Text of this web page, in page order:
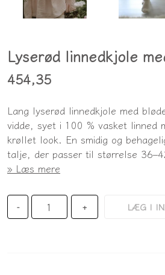
Lyserød linnedkjole
454,35
Lang lyserød linnedkjole med
vidde, syet i 100 % vasket linned
krøllet look. En smidig og
talje, der passer til størrelse
Læs mere
- + LÆG I